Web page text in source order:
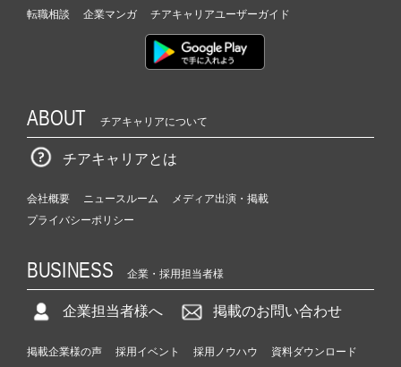
転職相談
企業マンガ チアキャリアユーザーガイド
ABOUT チアキャリアについて
チアキャリアとは
会社概要 ニュースルーム
メディア出演・掲載
プライバシーポリシー
BUSINESS 企業・採用担当者様
企業担当者様へ 掲載のお問い合わせ
掲載企業様の声 採用イベント 採用ノウハウ 資料ダウンロード